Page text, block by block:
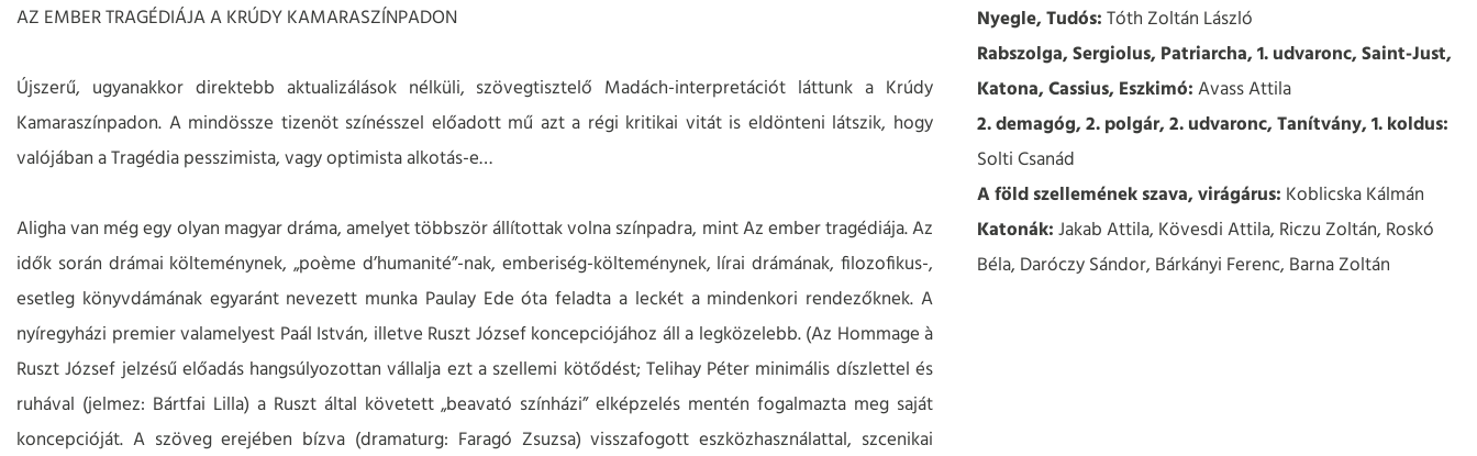
AZ EMBER TRAGÉDIÁJA A KRÚDY KAMARASZÍNPADON
Újszerű, ugyanakkor direktebb aktualizálások nélküli, szövegtisztelő Madách-interpretációt láttunk a Krúdy
Kamaraszínpadon. A mindössze tizenöt színésszel előadott mű azt a régi kritikai vitát is eldönteni látszik, hogy
valójában a Tragédia pesszimista, vagy optimista alkotás-e…
Aligha van még egy olyan magyar dráma, amelyet többször állítottak volna színpadra, mint Az ember tragédiája. Az
idők során drámai költeménynek, „poème d’humanité”-nak, emberiség-költeménynek, lírai drámának, filozofikus-,
esetleg könyvdámának egyaránt nevezett munka Paulay Ede óta feladta a leckét a mindenkori rendezőknek. A
nyíregyházi premier valamelyest Paál István, illetve Ruszt József koncepciójához áll a legközelebb. (Az Hommage à
Ruszt József jelzésű előadás hangsúlyozottan vállalja ezt a szellemi kötődést; Telihay Péter minimális díszlettel és
ruhával (jelmez: Bártfai Lilla) a Ruszt által követett „beavató színházi” elképzelés mentén fogalmazta meg saját
koncepcióját. A szöveg erejében bízva (dramaturg: Faragó Zsuzsa) visszafogott eszközhasználattal, szcenikai
Nyegle, Tudós:Tóth Zoltán László
Rabszolga, Sergiolus, Patriarcha, 1. udvaronc, Saint-Just,
Katona, Cassius, Eszkimó:Avass Attila
2. demagóg, 2. polgár, 2. udvaronc, Tanítvány, 1. koldus:
Solti Csanád
A föld szellemének szava, virágárus: Koblicska Kálmán
Katonák:Jakab Attila, Kövesdi Attila, Riczu Zoltán, Roskó
Béla, Daróczy Sándor, Bárkányi Ferenc, Barna Zoltán